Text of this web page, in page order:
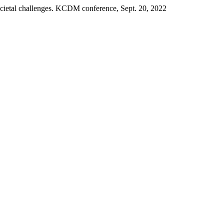
challenges. KCDM conference, Sept. 20, 2022